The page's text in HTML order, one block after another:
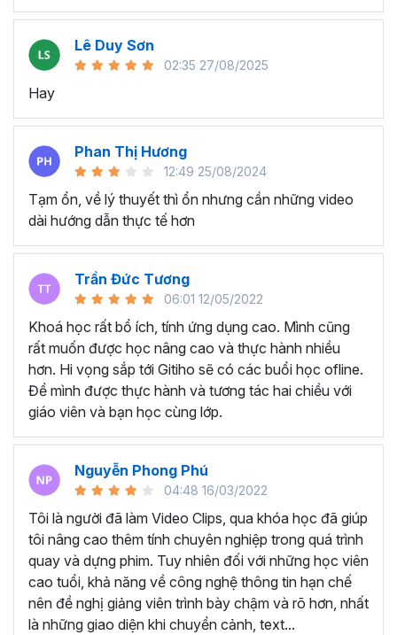
Biết tận dụng các thiết bị có sẵn để nâng cao chất
Nắm được cách sản xuất video trực tiếp trên
smartphone bằng các ứng dụng phổ biến.
Biết cách quay dựng video quảng cáo sản phẩm
cho mục đích thương mại.
cá nhân của riêng bạn.
NHỮNG GÌ HỌC VIÊN LÀM ĐƯỢC SAU KHÓA HỌC
QUAY DỰNG VIDEO CỦA GITIHO
Học viên dựng video giới thiệu về đồ uống
Học viên làm video giới thiệu đồ ăn
Lê Duy Sơn
02:35 27/08/2025
Hay
Phan Thị Hương
12:49 25/08/2024
Tạm ổn, về lý thuyết thì ổn nhưng cần những video
dài hướng dẫn thực tế hơn
Trần Đức Tương
06:01 12/05/2022
Khoá học rất bổ ích, tính ứng dụng cao. Mình cũng
rất muốn được học nâng cao và thực hành nhiều
hơn. Hi vọng sắp tới Gitiho sẽ có các buổi học ofline.
Để mình được thực hành và tương tác hai chiều với
giáo viên và bạn học cùng lớp.
Nguyễn Phong Phú
04:48 16/03/2022
Tôi là người đã làm Video Clips, qua khóa học đã giúp
tôi nâng cao thêm tính chuyên nghiệp trong quá trình
quay và dựng phim. Tuy nhiên đối với những học viên
cao tuổi, khả năng về công nghệ thông tin hạn chế
nên đề nghị giảng viên trình bày chậm và rõ hơn, nhất
là những giao diện khi chuyển cảnh, text...